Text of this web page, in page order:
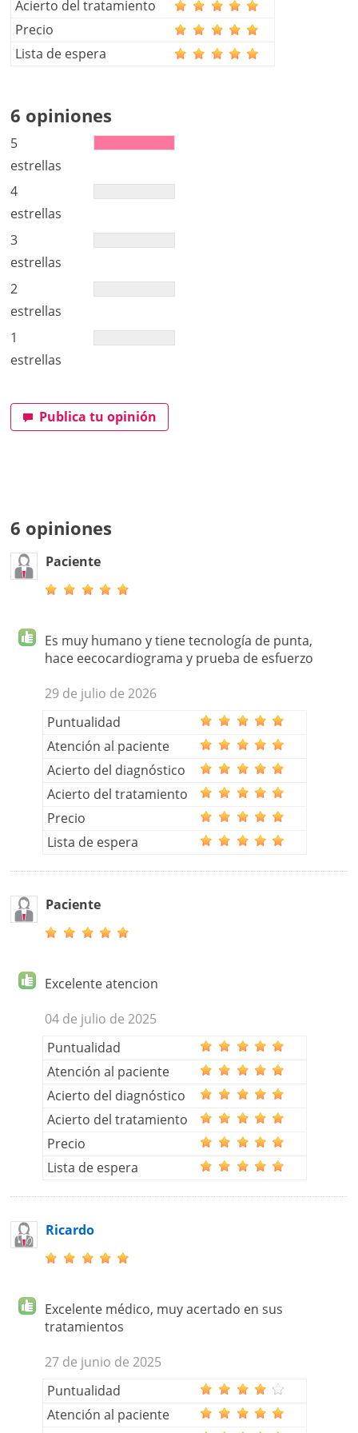
Integrante del Consejo de Rehabilitación Cardíaca y
Cardiología del Deporte de la Sociedad
Interamericana de Cardiología y del Consejo de
Miembro de la Sociedad Ecuatoriana de Cardiología.
Acierto del tratamiento
Precio
Lista de espera
6 opiniones
5
estrellas
4
estrellas
3
estrellas
2
estrellas
1
estrellas
Publica tu opinión
6 opiniones
Paciente
Es muy humano y tiene tecnología de punta,
hace eecocardiograma y prueba de esfuerzo
29 de julio de 2026
Puntualidad
Atención al paciente
Acierto del diagnóstico
Acierto del tratamiento
Precio
Lista de espera
Paciente
Excelente atencion
04 de julio de 2025
Puntualidad
Atención al paciente
Acierto del diagnóstico
Acierto del tratamiento
Precio
Lista de espera
Ricardo
Excelente médico, muy acertado en sus
tratamientos
27 de junio de 2025
Puntualidad
Atención al paciente